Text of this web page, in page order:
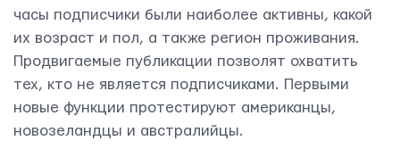
часы подписчики были наиболее активны, какой
их возраст и пол, а также регион проживания.
Продвигаемые публикации позволят охватить
тех, кто не является подписчиками. Первыми
новые функции протестируют американцы,
новозеландцы и австралийцы.